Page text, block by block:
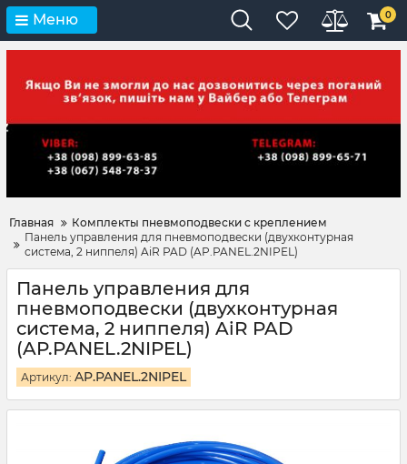
Меню 0
Главная
Комплекты пневмоподвески с креплением
Панель управления для пневмоподвески (двухконтурная
система, 2 ниппеля) AiR PAD (AP.PANEL.2NIPEL)
Панель управления для
пневмоподвески (двухконтурная
система, 2 ниппеля) AiR PAD
(AP.PANEL.2NIPEL)
Артикул: AP.PANEL.2NIPEL